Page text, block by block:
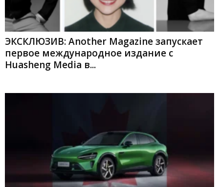
ЭКСКЛЮЗИВ: Another Magazine запускает
первое международное издание с
Huasheng Media в...